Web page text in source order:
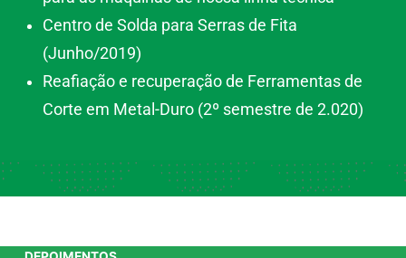
Centro de Solda para Serras de Fita
(Junho/2019)
Reafiação e recuperação de Ferramentas de
Corte em Metal-Duro (2º semestre de 2.020)